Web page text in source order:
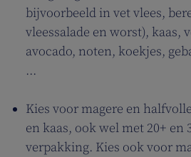
bijvoorbeeld in vet vlees,
vleessalade en worst), kaas,
avocado, noten, koekjes,
...
Kies voor magere en
en kaas, ook wel met 20+ en
verpakking. Kies ook voor